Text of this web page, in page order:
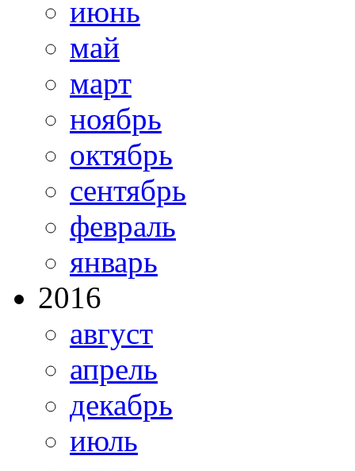
июнь
май
март
ноябрь
октябрь
сентябрь
февраль
январь
2016
август
апрель
декабрь
июль